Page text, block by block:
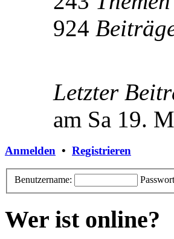
924
Letzter
am Sa 19.
Anmelden • Registrieren
Benutzername:
Wer ist online?